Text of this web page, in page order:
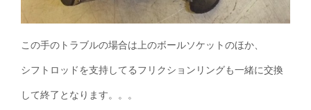
この手のトラブルの場合は上のボールソケットのほか、
シフトロッドを支持してるフリクションリングも一緒に交換
して終了となります。。。